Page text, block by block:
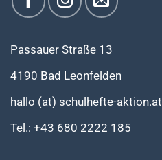
Passauer Straße 13
4190 Bad Leonfelden
hallo (at) schulhefte-aktion.at
Tel.: +43 680 2222 185